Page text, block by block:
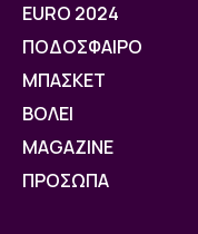
EURO 2024
ΠΟΔΟΣΦΑΙΡΟ
ΜΠΑΣΚΕΤ
ΒOΛΕΙ
MAGAZINE
ΠΡΟΣΩΠΑ